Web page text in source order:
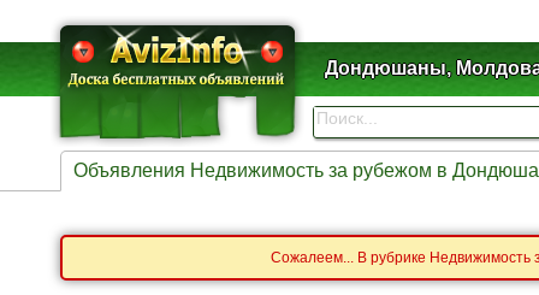
Дондюшаны,
Объявления Недвижимость за рубежом в
Сожалеем... В рубрике